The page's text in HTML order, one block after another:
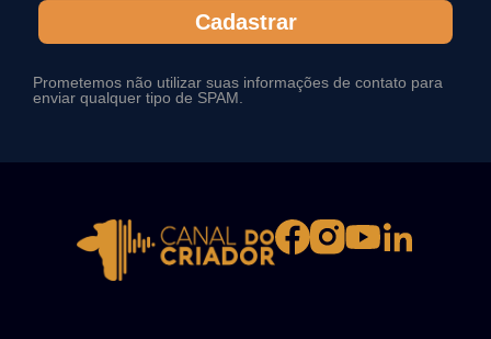
Cadastrar
Prometemos não utilizar suas informações de contato para
enviar qualquer tipo de SPAM.